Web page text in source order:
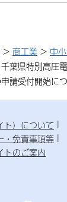
> 商工業 > 中
葉県特別高圧
請受付開始に
ト）について
・免責事項等
トのご案内